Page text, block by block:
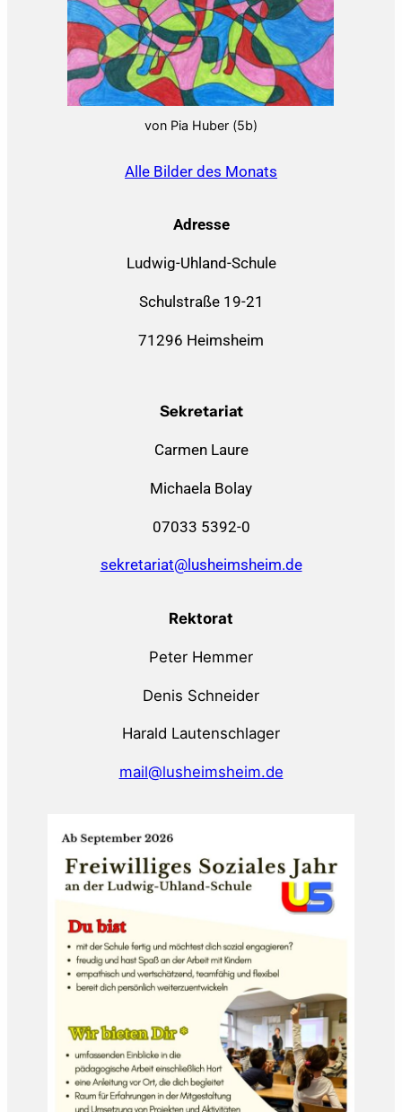
von Pia Huber (5b)
Alle Bilder des Monats
Adresse
Ludwig-Uhland-Schule
Schulstraße 19-21
71296 Heimsheim
Sekretariat
Carmen Laure
Michaela Bolay
07033 5392-0
sekretariat@lusheimsheim.de
Rektorat
Peter Hemmer
Denis Schneider
Harald Lautenschlager
mail@lusheimsheim.de